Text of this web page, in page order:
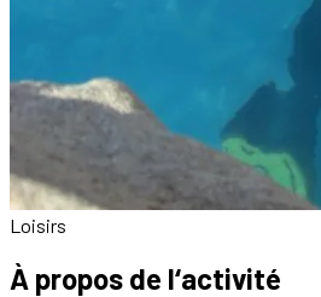
Loisirs
À propos de l‘activité